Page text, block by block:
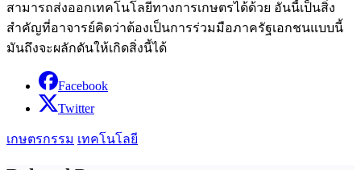
สามารถส่งออกเทคโนโลยีทางการเกษตรได้ด้วย อันนี้เป็นสิ่ง
สำคัญที่อาจารย์คิดว่าต้องเป็นการร่วมมือภาครัฐเอกชนแบบนี้
มันถึงจะผลักดันให้เกิดสิ่งนี้ได้
Facebook
Twitter
เกษตรกรรม เทคโนโลยี